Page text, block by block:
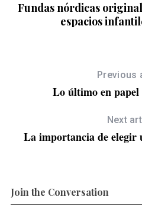
Fundas nórdicas
espacios
Previous
Lo último en
Next
La importancia de elegir
Join the Conversation